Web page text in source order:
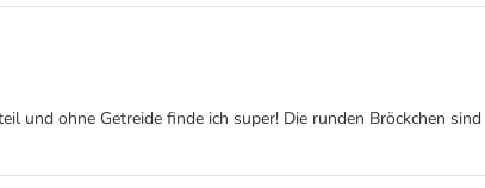
und ohne Getreide finde ich super! Die runden Bröckchen